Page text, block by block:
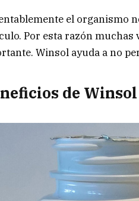
el organismo
Por esta razón muchas
Winsol ayuda a no
de Winsol